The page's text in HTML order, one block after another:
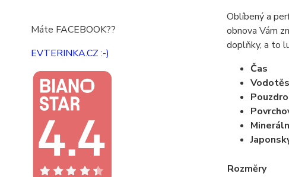
Máte FACEBOOK??
EVTERINKA.CZ :-)
Oblíbený a
obnova Vám
doplňky, a to
Čas
Rozměry